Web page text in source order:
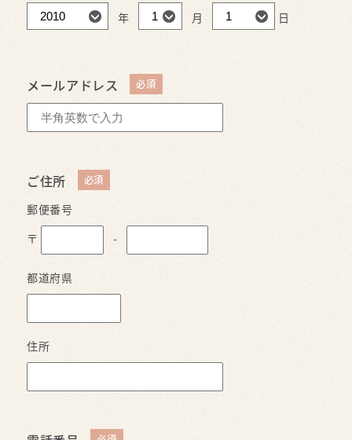
年 月 日
メールアドレス
ご住所
郵便番号
〒
-
都道府県
住所